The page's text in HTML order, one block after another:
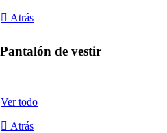
Atrás
Pantalón de vestir
Ver todo
Atrás